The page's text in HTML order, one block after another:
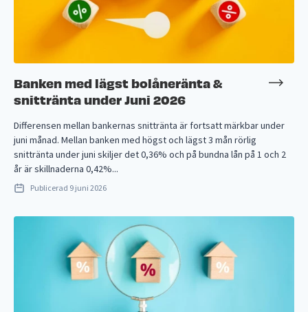
Banken med lägst bolåneränta &
snittränta under Juni 2026
Differensen mellan bankernas snittränta är fortsatt märkbar under
juni månad. Mellan banken med högst och lägst 3 mån rörlig
snittränta under juni skiljer det 0,36% och på bundna lån på 1 och 2
år är skillnaderna 0,42%...
Publicerad 9 juni 2026